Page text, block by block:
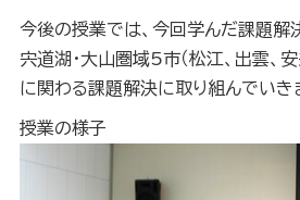
今後の授業では、今回学んだ課題解
宍道湖・大山圏域5市（松江、出雲、
に関わる課題解決に取り組んでいき
授業の様子